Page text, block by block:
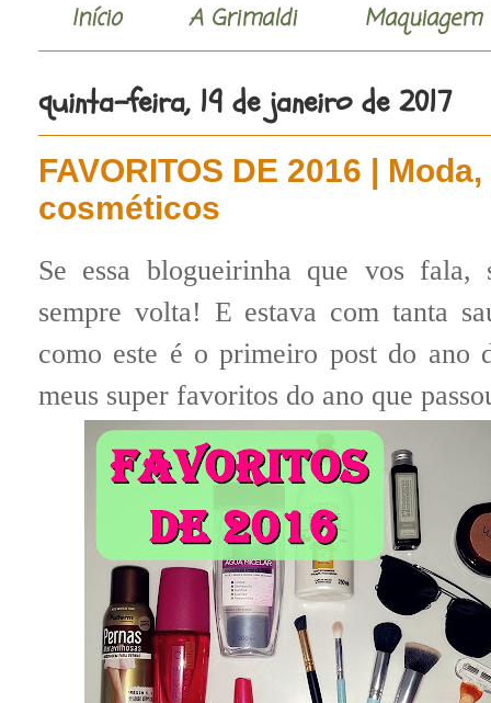
Início A Grimaldi Maquiagem
quinta-feira, 19 de janeiro de 2017
FAVORITOS DE 2016 |
cosméticos
Se essa blogueirinha que vos
sempre volta! E estava com tanta
como este é o primeiro post do ano
meus super favoritos do ano que